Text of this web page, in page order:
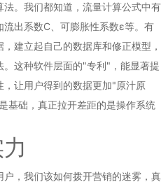
。我们都知道，流量计算公式中有
出系数C、可膨胀性系数ε等。有
建立起自己的数据库和修正模型，
这种软件层面的"专利"，能显著提
让用户得到的数据更加"原汁原
基础，真正拉开差距的是操作系统
，我们该如何拨开营销的迷雾，真